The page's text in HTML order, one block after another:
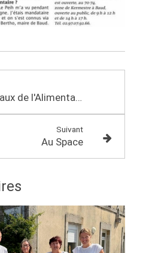
États généraux de l'Alimentation - 2
Suivant
Au Space